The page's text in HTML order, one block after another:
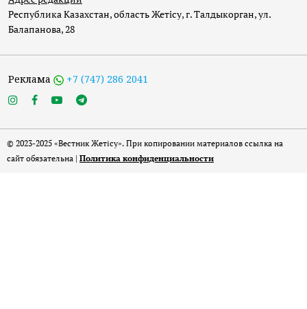
Республика Казахстан, область Жетісу, г. Талдыкорган, ул.
Балапанова, 28
Реклама +7 (747) 286 2041
© 2023-2025 «Вестник Жетісу». При копировании материалов ссылка на
сайт обязательна | Политика конфиденциальности